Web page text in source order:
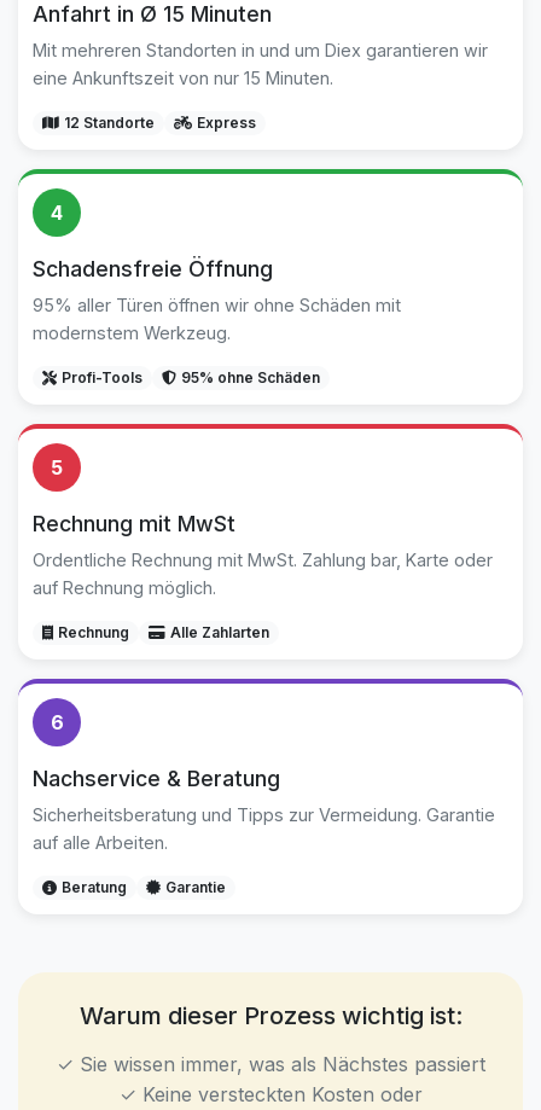
Anfahrt in Ø 15 Minuten
Mit mehreren Standorten in und um Diex garantieren wir
eine Ankunftszeit von nur 15 Minuten.
12 Standorte Express
4
Schadensfreie Öffnung
95% aller Türen öffnen wir ohne Schäden mit
modernstem Werkzeug.
Profi-Tools 95% ohne Schäden
5
Rechnung mit MwSt
Ordentliche Rechnung mit MwSt. Zahlung bar, Karte oder
auf Rechnung möglich.
Rechnung Alle Zahlarten
6
Nachservice & Beratung
Sicherheitsberatung und Tipps zur Vermeidung. Garantie
auf alle Arbeiten.
Beratung Garantie
Warum dieser Prozess wichtig ist:
✓ Sie wissen immer, was als Nächstes passiert
✓ Keine versteckten Kosten oder